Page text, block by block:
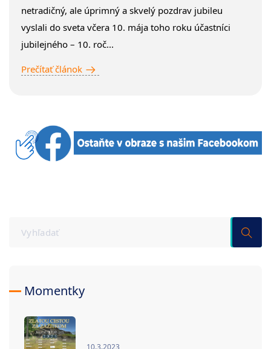
netradičný, ale úprimný a skvelý pozdrav jubileu
vyslali do sveta včera 10. mája toho roku účastníci
jubilejného – 10. roč...
Prečítať článok
Momentky